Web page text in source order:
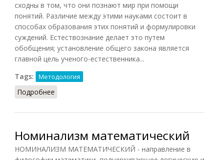
сходны в том, что они познают мир при помощи
понятий. Различие между этими науками состоит в
способах образования этих понятий и формулировки
суждений. Естествознание делает это путем
обобщения; установление общего закона является
главной цель ученого-естественника...
Tags:
Методология
Подробнее
Номинализм математический
НОМИНАЛИЗМ МАТЕМАТИЧЕСКИЙ - направление в